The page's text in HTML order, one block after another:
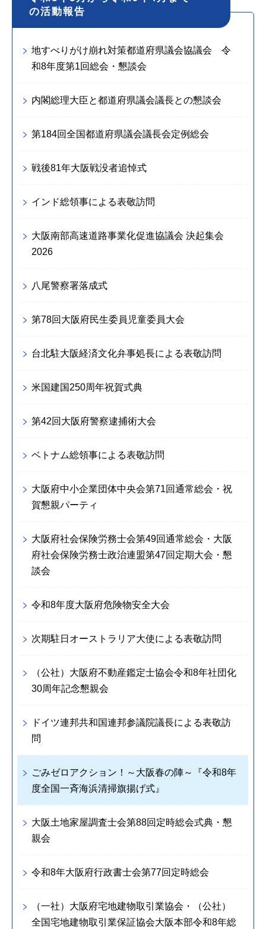
の活動報告
地すべりがけ崩れ対策都道府県議会協議会 令
和8年度第1回総会・懇談会
内閣総理大臣と都道府県議会議長との懇談会
第184回全国都道府県議会議長会定例総会
戦後81年大阪戦没者追悼式
インド総領事による表敬訪問
大阪南部高速道路事業化促進協議会 決起集会
2026
八尾警察署落成式
第78回大阪府民生委員児童委員大会
台北駐大阪経済文化弁事処長による表敬訪問
米国建国250周年祝賀式典
第42回大阪府警察逮捕術大会
ベトナム総領事による表敬訪問
大阪府中小企業団体中央会第71回通常総会・祝
賀懇親パーティ
大阪府社会保険労務士会第49回通常総会・大阪
府社会保険労務士政治連盟第47回定期大会・懇
談会
令和8年度大阪府危険物安全大会
次期駐日オーストラリア大使による表敬訪問
（公社）大阪府不動産鑑定士協会令和8年社団化
30周年記念懇親会
ドイツ連邦共和国連邦参議院議長による表敬訪
問
ごみゼロアクション！～大阪春の陣～『令和8年
度全国一斉海浜清掃旗揚げ式』
大阪土地家屋調査士会第88回定時総会式典・懇
親会
令和8年大阪府行政書士会第77回定時総会
（一社）大阪府宅地建物取引業協会・（公社）
全国宅地建物取引業保証協会大阪本部令和8年総